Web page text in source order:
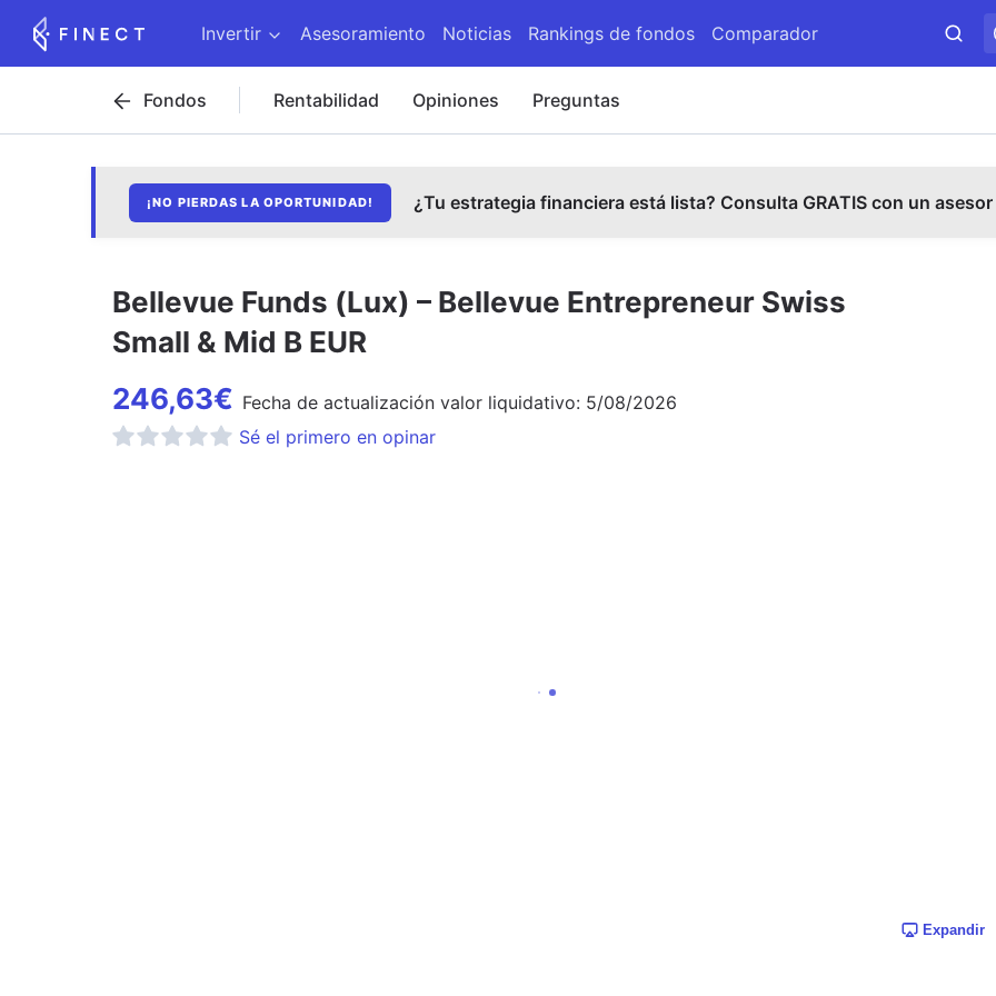
Invertir Asesoramiento Noticias Rankings de fondos Comparador
Fondos Rentabilidad Opiniones Preguntas
¡NO PIERDAS LA OPORTUNIDAD! ¿Tu estrategia financiera está lista? Consulta GRATIS con un
Bellevue Funds (Lux) – Bellevue Entrepreneur Swiss
Small & Mid B EUR
246,63€ Fecha de actualización valor liquidativo: 5/08/2026
Sé el primero en opinar
Expandir